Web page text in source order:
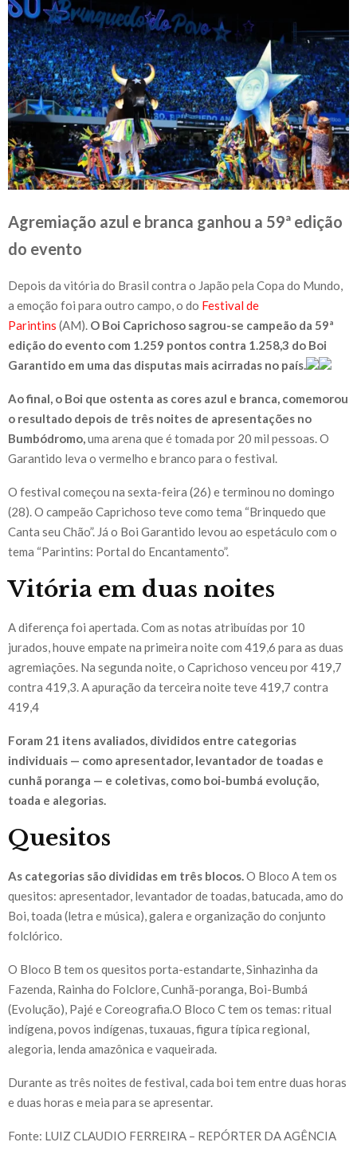
Agremiação azul e branca ganhou a 59ª edição
do evento
Depois da vitória do Brasil contra o Japão pela Copa do Mundo,
a emoção foi para outro campo, o do Festival de
Parintins (AM). O Boi Caprichoso sagrou-se campeão da 59ª
edição do evento com 1.259 pontos contra 1.258,3 do Boi
Garantido em uma das disputas mais acirradas no país.
Ao final, o Boi que ostenta as cores azul e branca, comemorou
o resultado depois de três noites de apresentações no
Bumbódromo, uma arena que é tomada por 20 mil pessoas. O
Garantido leva o vermelho e branco para o festival.
O festival começou na sexta-feira (26) e terminou no domingo
(28). O campeão Caprichoso teve como tema “Brinquedo que
Canta seu Chão”. Já o Boi Garantido levou ao espetáculo com o
tema “Parintins: Portal do Encantamento”.
Vitória em duas noites
A diferença foi apertada. Com as notas atribuídas por 10
jurados, houve empate na primeira noite com 419,6 para as duas
agremiações. Na segunda noite, o Caprichoso venceu por 419,7
contra 419,3. A apuração da terceira noite teve 419,7 contra
419,4
Foram 21 itens avaliados, divididos entre categorias
individuais — como apresentador, levantador de toadas e
cunhã poranga — e coletivas, como boi-bumbá evolução,
toada e alegorias.
Quesitos
As categorias são divididas em três blocos. O Bloco A tem os
quesitos: apresentador, levantador de toadas, batucada, amo do
Boi, toada (letra e música), galera e organização do conjunto
folclórico.
O Bloco B tem os quesitos porta-estandarte, Sinhazinha da
Fazenda, Rainha do Folclore, Cunhã-poranga, Boi-Bumbá
(Evolução), Pajé e Coreografia.O Bloco C tem os temas: ritual
indígena, povos indígenas, tuxauas, figura típica regional,
alegoria, lenda amazônica e vaqueirada.
Durante as três noites de festival, cada boi tem entre duas horas
e duas horas e meia para se apresentar.
Fonte: LUIZ CLAUDIO FERREIRA – REPÓRTER DA AGÊNCIA